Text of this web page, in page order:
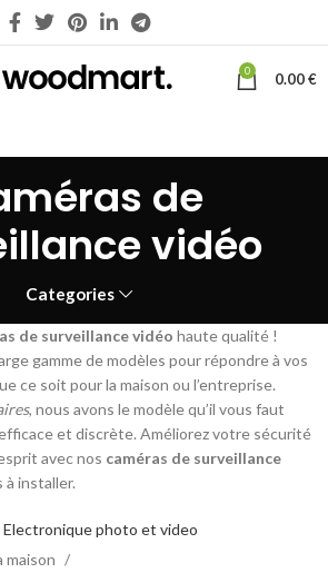
0 0.00€
de
vidéo
Categories
de surveillance vidéo haute qualité !
gamme de modèles pour répondre à vos
ce soit pour la maison ou l’entreprise.
, nous avons le modèle qu’il vous faut
et discrète. Améliorez votre sécurité
avec nos caméras de surveillance
à installer.
Electronique photo et video
maison